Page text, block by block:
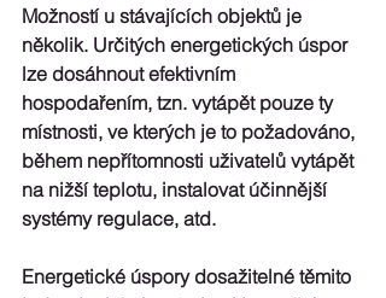
Možností u stávajících objektů je
několik. Určitých energetických úspor
lze dosáhnout efektivním
hospodařením, tzn. vytápět pouze ty
místnosti, ve kterých je to požadováno,
během nepřítomnosti uživatelů vytápět
na nižší teplotu, instalovat účinnější
systémy regulace, atd.
Energetické úspory dosažitelné těmito